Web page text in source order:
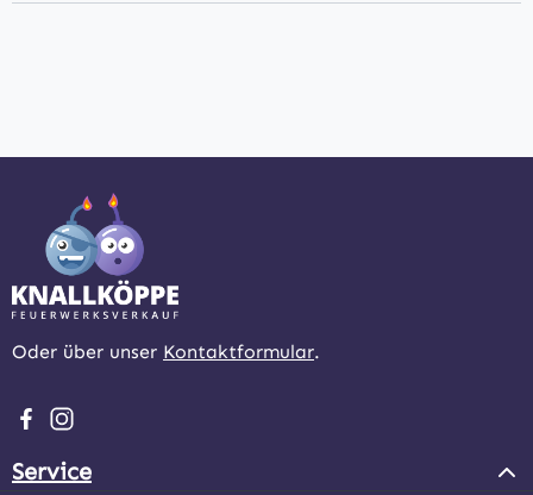
Oder über unser Kontaktformular.
Besuche uns auf Facebook – öffnet in neuem Tab
Schau auf Instagram vorbei – öffnet in neuem Tab
Service